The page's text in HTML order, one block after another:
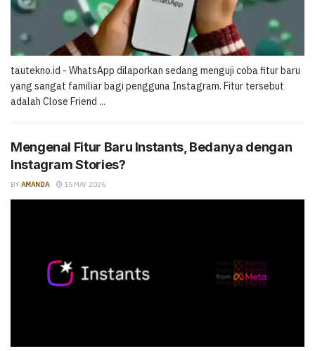
tautekno.id - WhatsApp dilaporkan sedang menguji coba fitur baru
yang sangat familiar bagi pengguna Instagram. Fitur tersebut
adalah Close Friend ...
Mengenal Fitur Baru Instants, Bedanya dengan
Instagram Stories?
BY AMANDA 15 MAY 2026